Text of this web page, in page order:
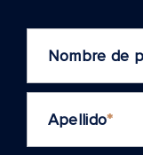
Nombre de
Apellido*